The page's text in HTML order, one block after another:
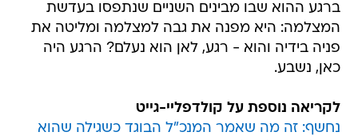
ברגע ההוא שבו מבינים השניים שנתפסו בעדשת
המצלמה: היא מפנה את גבה למצלמה ומליטה את
פניה בידיה והוא - רגע, לאן הוא נעלם? הרגע היה
כאן, נשבע.
לקריאה נוספת על קולדפליי-גייט
נחשף: זה מה שאמר המנכ"ל הבוגד כשגילה שהוא